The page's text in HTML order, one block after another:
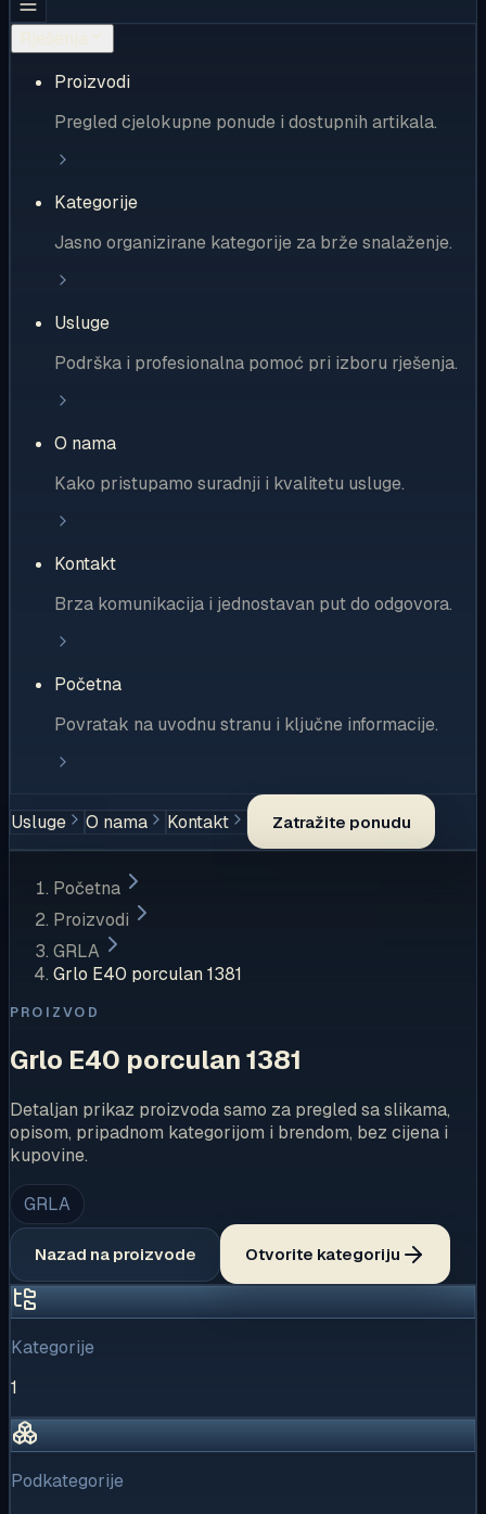
Proizvodi
Pregled cjelokupne ponude i dostupnih artikala.
Kategorije
Jasno organizirane kategorije za brže snalaženje.
Usluge
Podrška i profesionalna pomoć pri izboru rješenja.
O nama
Kako pristupamo suradnji i kvalitetu usluge.
Kontakt
Brza komunikacija i jednostavan put do odgovora.
Početna
Povratak na uvodnu stranu i ključne informacije.
Usluge O nama Kontakt Zatražite ponudu
Početna
Proizvodi
GRLA
Grlo E40 porculan 1381
PROIZVOD
Grlo E40 porculan 1381
Detaljan prikaz proizvoda samo za pregled sa slikama,
opisom, pripadnom kategorijom i brendom, bez cijena i
kupovine.
GRLA
Nazad na proizvode Otvorite kategoriju
Kategorije
1
Podkategorije